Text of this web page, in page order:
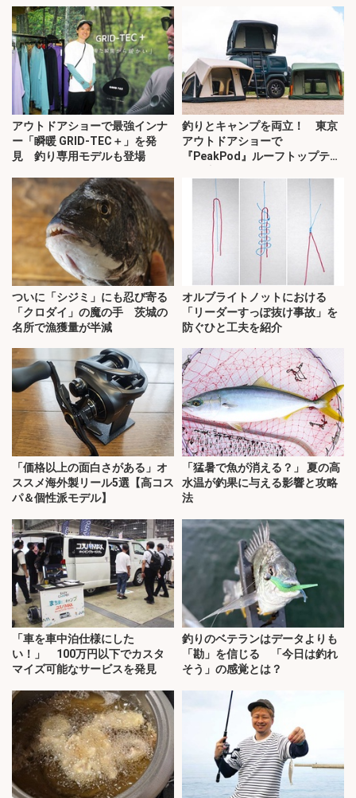
アウトドアショーで最強インナ
ー「瞬暖 GRID-TEC＋」を発
見 釣り専用モデルも登場
釣りとキャンプを両立！ 東京
アウトドアショーで
『PeakPod』ルーフトップテン
ついに「シジミ」にも忍び寄る
「クロダイ」の魔の手 茨城の
名所で漁獲量が半減
オルブライトノットにおける
「リーダーすっぽ抜け事故」を
防ぐひと工夫を紹介
「価格以上の面白さがある」オ
ススメ海外製リール5選【高コス
パ＆個性派モデル】
「猛暑で魚が消える？」 夏の高
水温が釣果に与える影響と攻略
法
「車を車中泊仕様にした
い！」 100万円以下でカスタ
マイズ可能なサービスを発見
釣りのベテランはデータよりも
「勘」を信じる 「今日は釣れ
そう」の感覚とは？